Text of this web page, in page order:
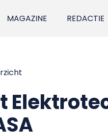
MAGAZINE REDACTIE